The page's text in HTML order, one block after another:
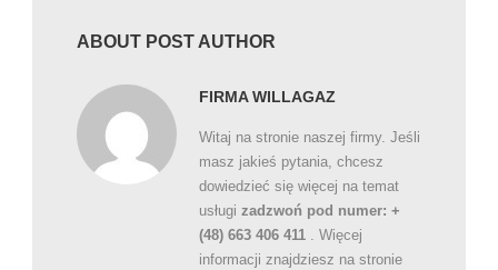
ABOUT POST AUTHOR
FIRMA WILLAGAZ
Witaj na stronie naszej firmy. Jeśli
masz jakieś pytania, chcesz
dowiedzieć się więcej na temat
usługi zadzwoń pod numer: +
(48) 663 406 411 . Więcej
informacji znajdziesz na stronie